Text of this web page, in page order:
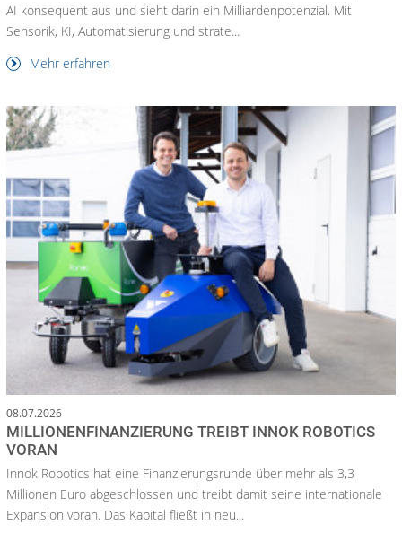
AI konsequent aus und sieht darin ein Milliardenpotenzial. Mit
Sensorik, KI, Automatisierung und strate...
Mehr erfahren
08.07.2026
MILLIONENFINANZIERUNG TREIBT INNOK ROBOTICS
VORAN
Innok Robotics hat eine Finanzierungsrunde über mehr als 3,3
Millionen Euro abgeschlossen und treibt damit seine internationale
Expansion voran. Das Kapital fließt in neu...